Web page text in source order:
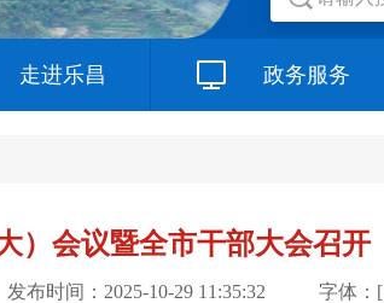
走进乐昌 政务服务
）会议暨全市干部大会召开
发布时间：2025-10-29 11:35:32 字体：[